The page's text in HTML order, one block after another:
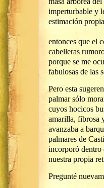
imperturbable y
estimación
entonces que el
cabelleras
porque se me
fabulosas de las
Pero esta
palmar sólo
cuyos hocicos
amarilla,
avanzaba a
palmares de
incorporó dentro
nuestra propia
Pregunté